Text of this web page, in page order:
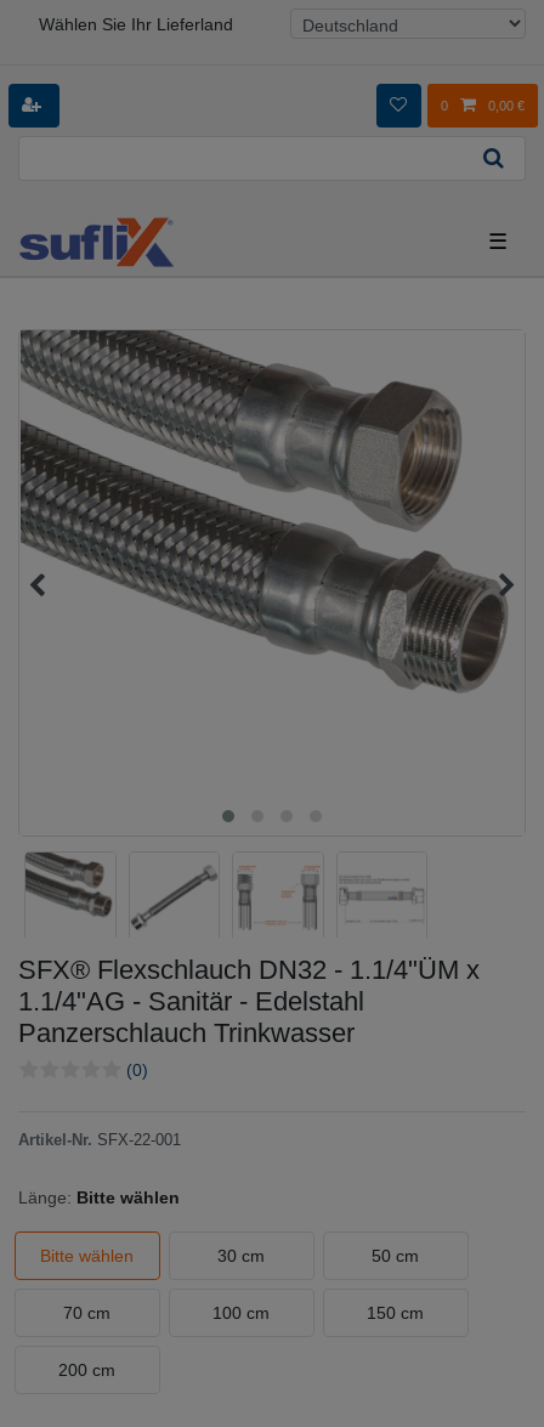
Wählen Sie Ihr Lieferland
0 0,00 €
☰
SFX® Flexschlauch DN32 - 1.1/4"ÜM x
1.1/4"AG - Sanitär - Edelstahl
Panzerschlauch Trinkwasser
(0)
Artikel-Nr. SFX-22-001
Länge: Bitte wählen
Bitte wählen 30 cm 50 cm
70 cm 100 cm 150 cm
200 cm